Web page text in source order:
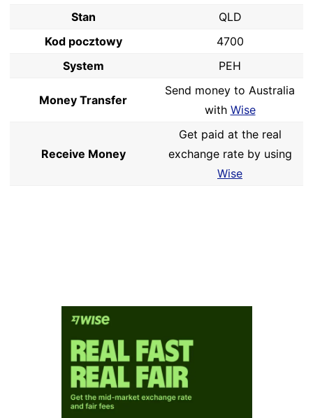
Stan
QLD
Kod pocztowy
4700
System
PEH
Money Transfer
Send money to Australia
with Wise
Receive Money
Get paid at the real
exchange rate by using
Wise